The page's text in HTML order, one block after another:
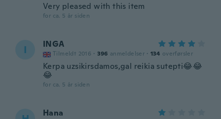
Very pleased with this item
for ca. 5 år siden
I INGA
Tilmeldt 2016 · 396 anmeldelser · 134 overførsler
Kerpa uzsikirsdamos,gal reikia sutepti😂😂
😂
for ca. 5 år siden
Hana